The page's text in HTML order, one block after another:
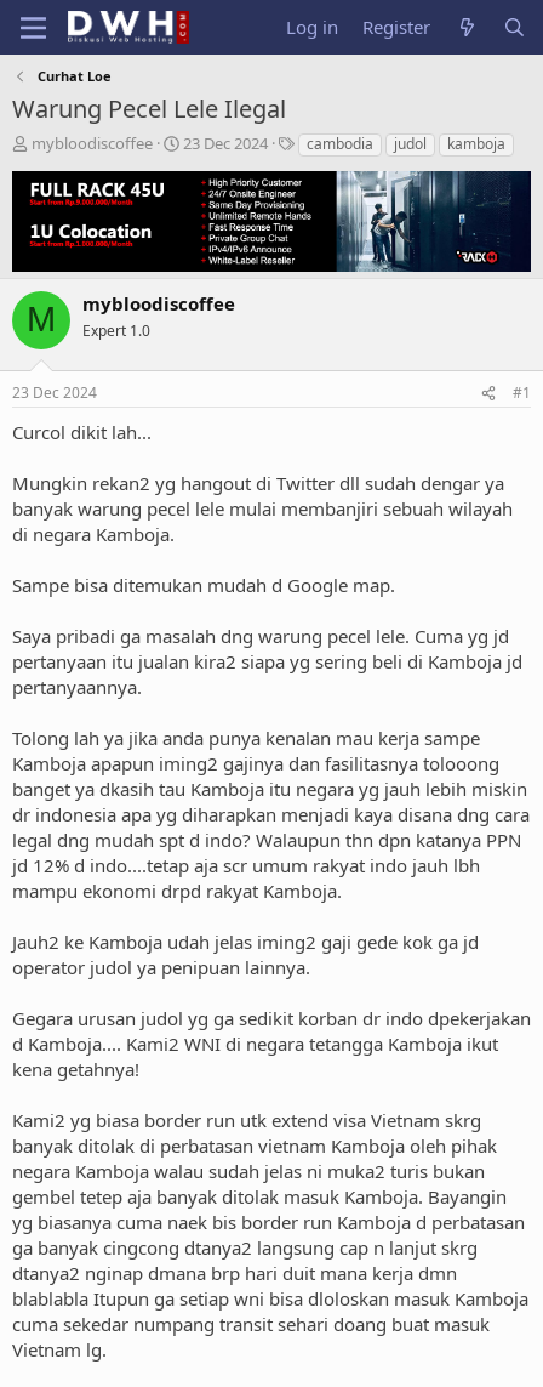
Log in Register
Curhat Loe
Warung Pecel Lele Ilegal
T
r
e
a
d
s
t
a
r
e
r
mybloodiscoffee
S
a
e
23 Dec 2024
T
g
s
cambodia judol kamboja
M mybloodiscoffee
Expert 1.0
23 Dec 2024 #1
Curcol dikit lah...
Mungkin rekan2 yg hangout di Twitter dll sudah dengar ya
banyak warung pecel lele mulai membanjiri sebuah wilayah
di negara Kamboja.
Sampe bisa ditemukan mudah d Google map.
Saya pribadi ga masalah dng warung pecel lele. Cuma yg jd
pertanyaan itu jualan kira2 siapa yg sering beli di Kamboja jd
pertanyaannya.
Tolong lah ya jika anda punya kenalan mau kerja sampe
Kamboja apapun iming2 gajinya dan fasilitasnya tolooong
banget ya dkasih tau Kamboja itu negara yg jauh lebih miskin
dr indonesia apa yg diharapkan menjadi kaya disana dng cara
legal dng mudah spt d indo? Walaupun thn dpn katanya PPN
jd 12% d indo....tetap aja scr umum rakyat indo jauh lbh
mampu ekonomi drpd rakyat Kamboja.
Jauh2 ke Kamboja udah jelas iming2 gaji gede kok ga jd
operator judol ya penipuan lainnya.
Gegara urusan judol yg ga sedikit korban dr indo dpekerjakan
d Kamboja.... Kami2 WNI di negara tetangga Kamboja ikut
kena getahnya!
Kami2 yg biasa border run utk extend visa Vietnam skrg
banyak ditolak di perbatasan vietnam Kamboja oleh pihak
negara Kamboja walau sudah jelas ni muka2 turis bukan
gembel tetep aja banyak ditolak masuk Kamboja. Bayangin
yg biasanya cuma naek bis border run Kamboja d perbatasan
ga banyak cingcong dtanya2 langsung cap n lanjut skrg
dtanya2 nginap dmana brp hari duit mana kerja dmn
blablabla Itupun ga setiap wni bisa dloloskan masuk Kamboja
cuma sekedar numpang transit sehari doang buat masuk
Vietnam lg.